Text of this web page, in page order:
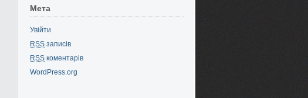
Мета
Увійти
RSS записів
RSS коментарів
WordPress.org